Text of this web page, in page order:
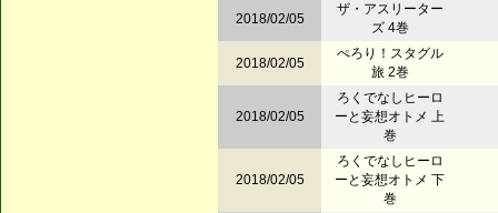
2018/02/05
ザ・アスリーター
ズ 4巻
2018/02/05
ぺろり！スタグル
旅 2巻
2018/02/05
ろくでなしヒーロ
ーと妄想オトメ 上
巻
2018/02/05
ろくでなしヒーロ
ーと妄想オトメ 下
巻